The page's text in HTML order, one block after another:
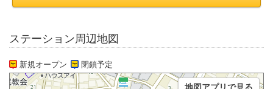
ステーション周辺地図
新規オープン 閉鎖予定